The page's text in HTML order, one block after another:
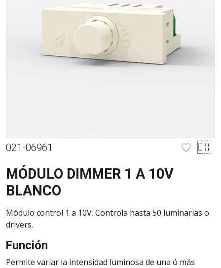
021-06961
MÓDULO DIMMER 1 A 10V
BLANCO
Módulo control 1 a 10V. Controla hasta 50 luminarias o
drivers.
Función
Permite variar la intensidad luminosa de una ó más